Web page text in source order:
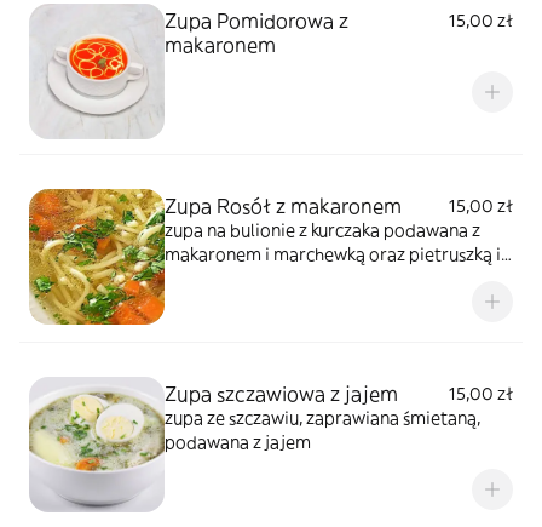
Zupa Pomidorowa z
makaronem
15,00 zł
Zupa Rosół z makaronem
15,00 zł
zupa na bulionie z kurczaka podawana z
makaronem i marchewką oraz pietruszką i
Zupa szczawiowa z jajem
15,00 zł
zupa ze szczawiu, zaprawiana śmietaną,
podawana z jajem